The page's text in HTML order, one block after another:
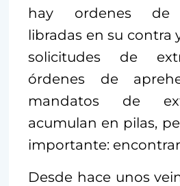
hay ordenes de
libradas en su contra
solicitudes de
órdenes de
mandatos de
acumulan en pilas,
importante:
Desde hace unos